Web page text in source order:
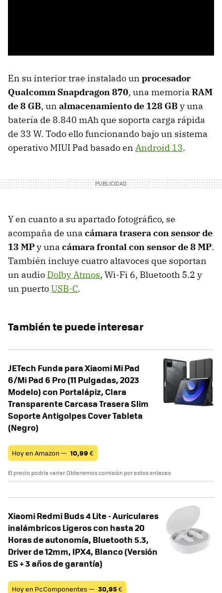
En su interior trae instalado un procesador
Qualcomm Snapdragon 870, una memoria RAM
de 8 GB, un almacenamiento de 128 GB y una
batería de 8.840 mAh que soporta carga rápida
de 33 W. Todo ello funcionando bajo un sistema
operativo MIUI Pad basado en Android 13.
Y en cuanto a su apartado fotográfico, se
acompaña de una cámara trasera con sensor de
13 MPy una cámara frontal con sensor de 8 MP.
También incluye cuatro altavoces que soportan
un audio Dolby Atmos, Wi-Fi 6, Bluetooth 5.2 y
un puertoUSB-C.
También te puede interesar
JETech Funda para Xiaomi Mi Pad
6/Mi Pad 6 Pro (11 Pulgadas, 2023
Modelo) con Portalápiz, Clara
Transparente Carcasa Trasera Slim
Soporte Antigolpes Cover Tableta
(Negro)
Hoy en Amazon — 10,99 €
El precio podría variar. Obtenemos comisión por estos enlaces
Xiaomi Redmi Buds 4 Lite - Auriculares
inalámbricos Ligeros con hasta 20
Horas de autonomía, Bluetooth 5.3,
Driver de 12mm, IPX4, Blanco (Versión
ES + 3 años de garantía)
Hoy en PcComponentes — 30,95€